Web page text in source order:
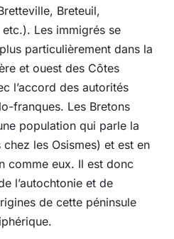
Breteuil,
Les immigrés se
particulièrement dans la
et ouest des Côtes
l’accord des autorités
franques. Les Bretons
population qui parle la
les Osismes) et est en
comme eux. Il est donc
l’autochtonie et de
de cette péninsule